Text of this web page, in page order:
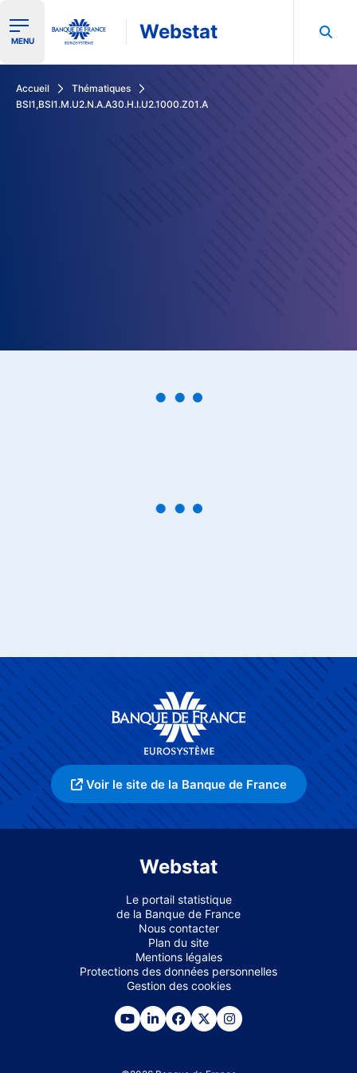
Ouvrir le menu de navigation
MENU Webstat
Accueil
Thématiques
BSI1,BSI1.M.U2.N.A.A30.H.I.U2.1000.Z01.A
Voir le site de la Banque de France
Webstat
Le portail statistique
de la Banque de France
Nous contacter
Plan du site
Mentions légales
Protections des données personnelles
Gestion des cookies